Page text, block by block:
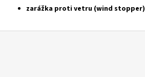
zarážka proti vetru (wind stopper)